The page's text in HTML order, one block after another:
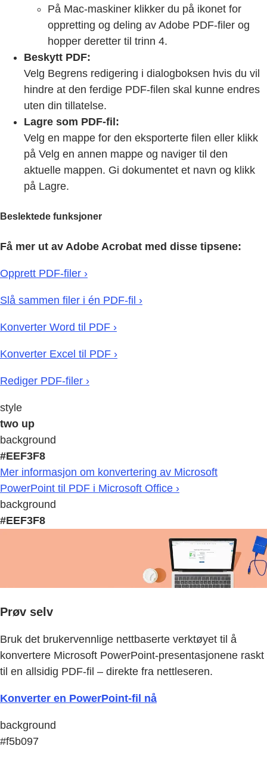
På Mac-maskiner klikker du på ikonet for
oppretting og deling av Adobe PDF-filer og
hopper deretter til trinn 4.
Beskytt PDF:
Velg Begrens redigering i dialogboksen hvis du vil
hindre at den ferdige PDF-filen skal kunne endres
uten din tillatelse.
Lagre som PDF-fil:
Velg en mappe for den eksporterte filen eller klikk
på Velg en annen mappe og naviger til den
aktuelle mappen. Gi dokumentet et navn og klikk
på Lagre.
Beslektede funksjoner
Få mer ut av Adobe Acrobat med disse tipsene:
Opprett PDF-filer ›
Slå sammen filer i én PDF-fil ›
Konverter Word til PDF ›
Konverter Excel til PDF ›
Rediger PDF-filer ›
style
two up
background
#EEF3F8
Mer informasjon om konvertering av Microsoft
PowerPoint til PDF i Microsoft Office ›
background
#EEF3F8
Prøv selv
Bruk det brukervennlige nettbaserte verktøyet til å
konvertere Microsoft PowerPoint-presentasjonene raskt
til en allsidig PDF-fil – direkte fra nettleseren.
Konverter en PowerPoint-fil nå
background
#f5b097